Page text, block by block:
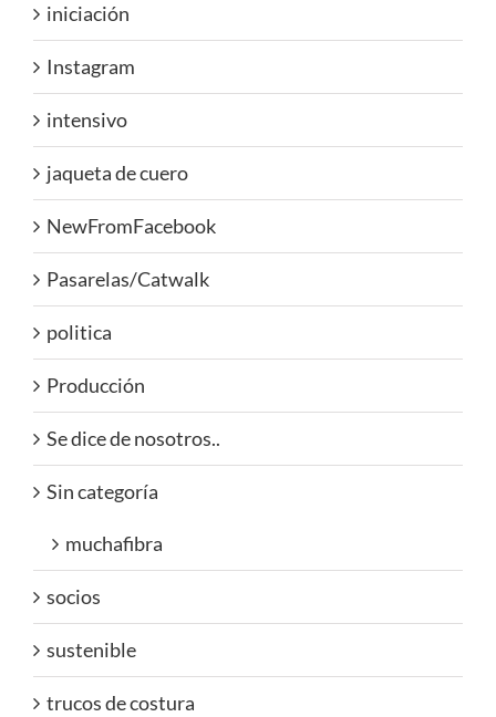
iniciación
Instagram
intensivo
jaqueta de cuero
NewFromFacebook
Pasarelas/Catwalk
politica
Producción
Se dice de nosotros..
Sin categoría
muchafibra
socios
sustenible
trucos de costura